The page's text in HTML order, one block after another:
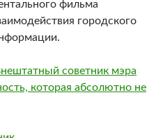
фильма
городского
советник мэра
которая абсолютно не